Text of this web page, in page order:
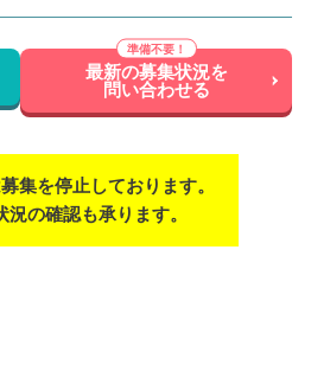
最新の募集状況を
問い合わせる
集を停止しております。
の確認も承ります。